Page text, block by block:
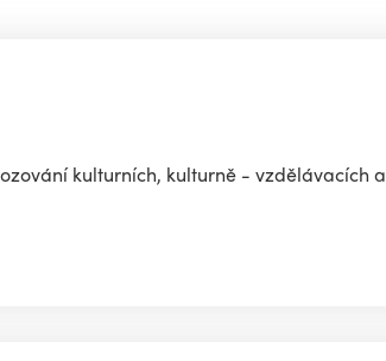
kulturních, kulturně - vzdělávacích a